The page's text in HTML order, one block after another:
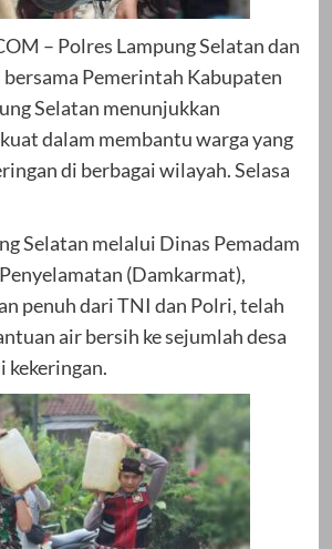
– Polres Lampung Selatan dan
Pemerintah Kabupaten
Selatan menunjukkan
dalam membantu warga yang
di berbagai wilayah. Selasa
Selatan melalui Dinas Pemadam
(Damkarmat),
penuh dari TNI dan Polri, telah
air bersih ke sejumlah desa
kekeringan.